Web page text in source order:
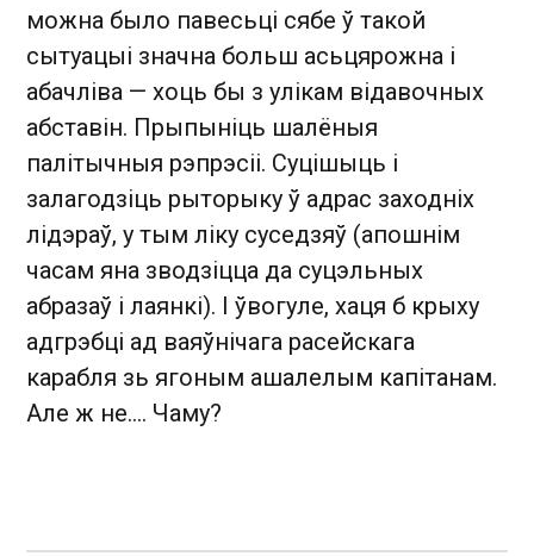
можна было павесьці сябе ў такой
сытуацыі значна больш асьцярожна і
абачліва — хоць бы з улікам відавочных
абставін. Прыпыніць шалёныя
палітычныя рэпрэсіі. Суцішыць і
залагодзіць рыторыку ў адрас заходніх
лідэраў, у тым ліку суседзяў (апошнім
часам яна зводзіцца да суцэльных
абразаў і лаянкі). І ўвогуле, хаця б крыху
адгрэбці ад ваяўнічага расейскага
карабля зь ягоным ашалелым капітанам.
Але ж не.... Чаму?